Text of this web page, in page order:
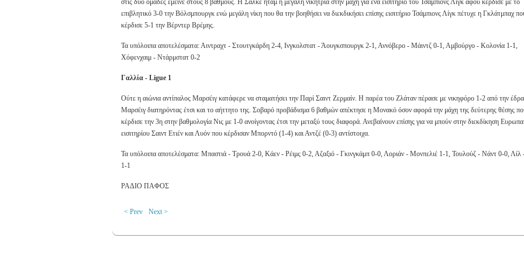
στις δύο ομάδες έμεινε στους 8 βαθμούς. Η Σάλκε ήταμ η μεγάλη νικήτρια στην μάχη για ένα εισιτήριο του Τσάμπιονς Λίγκ αφού κέρδισε με το
επιβλητικό 3-0 την Βόλσμπουργκ ενώ μεγάλη νίκη που θα την βοηθήσει να διεκδικήσει επίσης εισιτήριο Τσάμπιονς Λίγκ πέτυχε η Γκλάτμπαχ
κέρδισε 5-1 την Βέρντερ Βρέμης.
Τα υπόλοιπα αποτελέσματα: Αιντραχτ - Στουτγκάρδη 2-4, Ινγκολστατ - Άουγκσπουργκ 2-1, Αννόβερο - Μάιντζ 0-1, Αμβούργο - Κολονία 1-1,
Χόφενχαιμ - Ντάρμστατ 0-2
Γαλλία - Ligue 1
Ούτε η αιώνια αντίπαλος Μαρσέιγ κατάφερε να σταματήσει την Παρί Σαιντ Ζερμαίν. Η παρέα του Ζλάταν πέρασε με νικηφόρο 1-2 από την
Μαρσέιγ διατηρόντας έτσι και το αήττητο της. Σοβαρό προβάδισμα 6 βαθμών απέκτησε η Μονακό όσον αφορά την μάχη της δεύτερης θέσης
κέρδισε την 3η στην βαθμολογία Νις με 1-0 ανοίγοντας έτσι την μεταξύ τους διαφορά. Ανεβαίνουν επίσης για να μπούν στην διεκδίκηση
εισιτηρίου Σαιντ Ετιέν και Λυόν που κέρδισαν Μπορντό (1-4) και Αντζέ (0-3) αντίστοιχα.
Τα υπόλοιπα αποτελέσματα: Μπαστιά - Τρουά 2-0, Κάεν - Ρέιμς 0-2, Αζαξιό - Γκινγκάμπ 0-0, Λοριάν - Μονπελιέ 1-1, Τουλούζ - Νάντ 0-0, Λίλ
1-1
ΡΑΔΙΟ ΠΑΦΟΣ
< Prev Next >